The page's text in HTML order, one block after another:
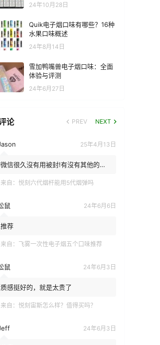
24年10月28日
Quik电子烟口味有哪些？16种
水果口味概述
24年8月14日
雪加鸭嘴兽电子烟口味：全面
体验与评测
24年6月27日
论 PREV NEXT
25年4月13日
信很久沒有用被封!有沒有其他的方
来自： 悦刻六代烟杆能用5代烟弹吗
鼠 24年6月6日
荐
来自： 飞雾一次性电子烟五个口味推荐
鼠 24年6月3日
感挺好的，就是太贵了
来自： 悦刻宙斯怎么样？值得买吗？
24年6月3日